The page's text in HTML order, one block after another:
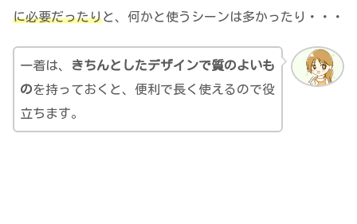
に必要だったりと、何かと使うシーンは多かったり・・・
一着は、
きちんとしたデザインで質のよいも
のを持っておくと、便利で長く使えるので役
立ちます。